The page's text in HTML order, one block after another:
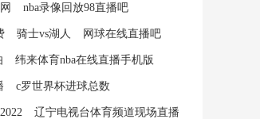
nba录像回放98直播吧
骑士vs湖人 网球在线直播吧
纬来体育nba在线直播手机版
c罗世界杯进球总数
辽宁电视台体育频道现场直播